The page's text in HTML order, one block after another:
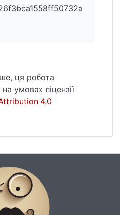
У ній було
творів, у
ця робота
умовах ліцензії
4.0